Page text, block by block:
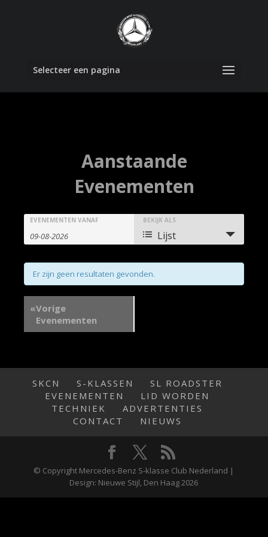
Selecteer een pagina
Aanstaande
Evenementen
Evenementen
Zoeken
en
weergeven
navigatie
Evenementen
zoekopdracht
EVENEMENTEN VANAF
Evenement
weergaven
navigatie
BEKIJK ALS
Lijst
Er zijn geen resultaten gevonden.
«Vorige
Evenementen
SKCN S-KLASSEN
SL ROADSTER
EVENEMENTEN
LID WORDEN
TECHNIEK
ADVERTENTIES
CONTACT
NIEUWS
© Copyright Mercedes-Benz S-klasse Club Nederland |
Design: Nieuwe Stijl, Den Haag 2026